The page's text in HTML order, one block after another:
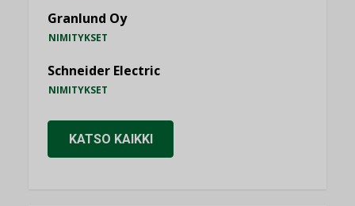
Granlund Oy
NIMITYKSET
Schneider Electric
NIMITYKSET
KATSO KAIKKI